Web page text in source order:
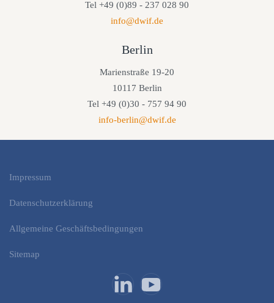
Tel +49 (0)89 - 237 028 90
info@dwif.de
Berlin
Marienstraße 19-20
10117 Berlin
Tel +49 (0)30 - 757 94 90
info-berlin@dwif.de
Impressum
Datenschutzerklärung
Allgemeine Geschäftsbedingungen
Sitemap